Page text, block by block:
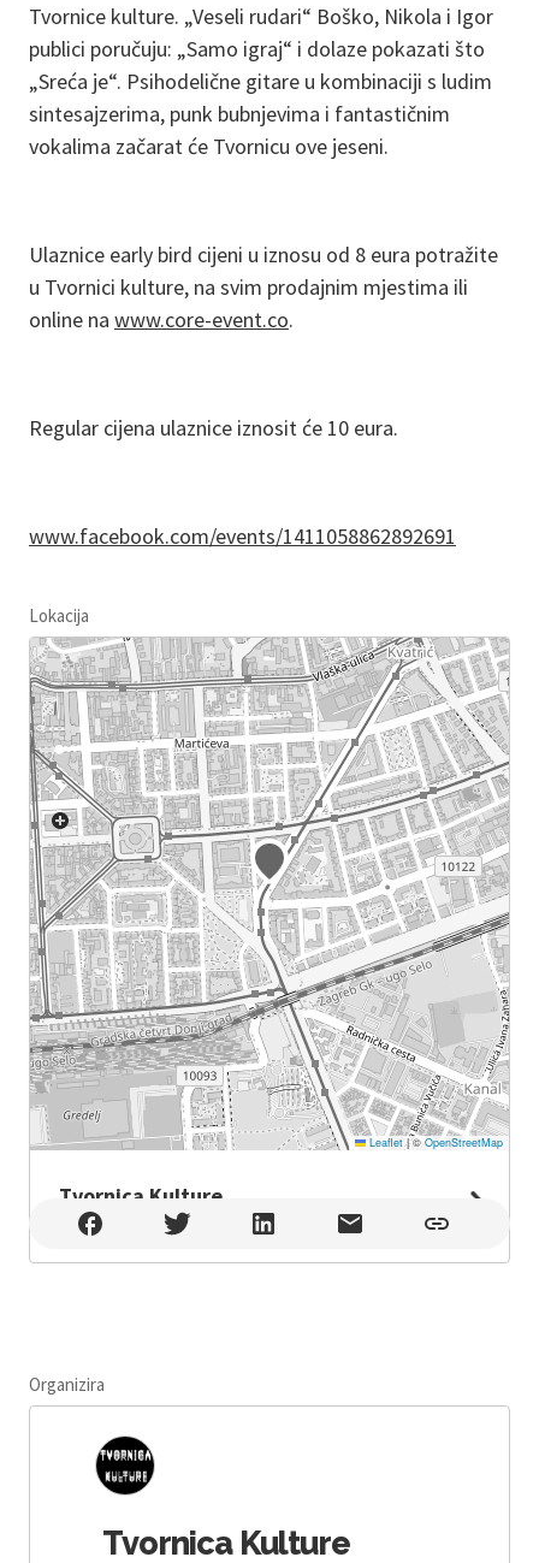
Tvornice kulture. „Veseli rudari“ Boško, Nikola i Igor
publici poručuju: „Samo igraj“ i dolaze pokazati što
„Sreća je“. Psihodelične gitare u kombinaciji s ludim
sintesajzerima, punk bubnjevima i fantastičnim
vokalima začarat će Tvornicu ove jeseni.
Ulaznice early bird cijeni u iznosu od 8 eura potražite
u Tvornici kulture, na svim prodajnim mjestima ili
online na www.core-event.co.
Regular cijena ulaznice iznosit će 10 eura.
www.facebook.com/events/1411058862892691
Lokacija
Leaflet |© OpenStreetMap
Tvornica Kulture
Tvornica Kulture , Zagreb
Organizira
Tvornica Kulture